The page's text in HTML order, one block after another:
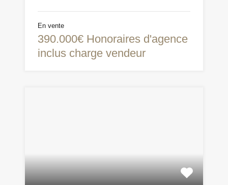
En vente
390.000€ Honoraires d'agence
inclus charge vendeur